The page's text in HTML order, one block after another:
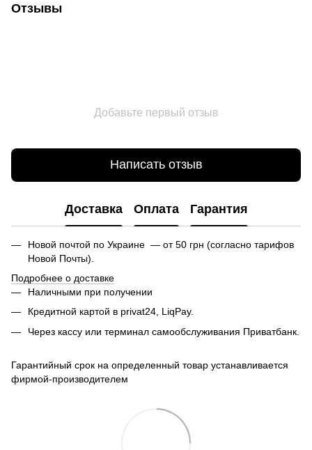
Отзывы
Добавьте первый отзыв
Написать отзыв
Доставка Оплата Гарантия
Новой почтой по Украине — от 50 грн (согласно тарифов
Новой Почты).
Подробнее о доставке
Наличными при получении
Кредитной картой в privat24, LiqPay.
Через кассу или терминал самообслуживания Приватбанк.
Гарантийный срок на определенный товар устанавливается
фирмой-производителем